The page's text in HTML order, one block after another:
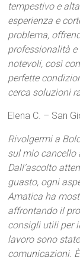
tempestivo e
esperienza e
problema,
professionalità e
notevoli, così
perfette
cerca soluzioni
Elena C. – San
Rivolgermi a
sul mio cancello
Dall’ascolto
guasto, ogni
Amatica ha
affrontando il
consigli utili per
lavoro sono
comunicazioni.